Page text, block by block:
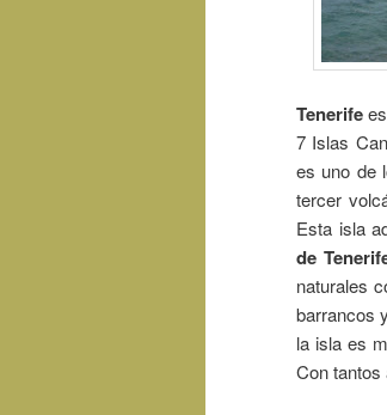
Tenerife
7 Islas
es uno de
tercer
Esta isla
de
naturales
barrancos
la isla es
Con tantos